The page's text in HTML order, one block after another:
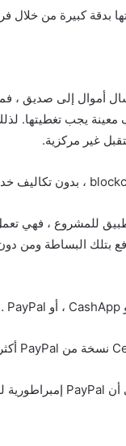
بدقة كبيرة من خلال
معينة يجب تغطيتها.
بتلك البساطة ومن